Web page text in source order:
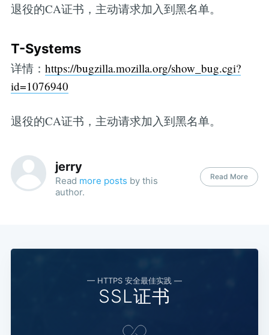
退役的CA证书，主动请求加入到黑名单。
T-Systems
详情： https://bugzilla.mozilla.org/show_bug.cgi?
id=1076940
退役的CA证书，主动请求加入到黑名单。
jerry
Read more posts by this
author.
Read More
— HTTPS 安全最佳实践 —
SSL证书